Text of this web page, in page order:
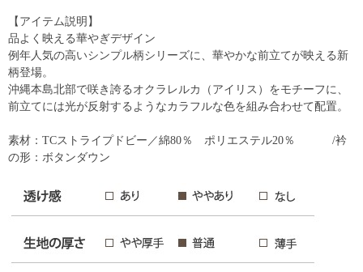
【アイテム説明】
品よく映える華やぎデザイン
例年人気の高いシンプル柄シリーズに、華やかな前立てが映える新
柄登場。
沖縄本島北部で咲き誇るオクラレルカ（アイリス）をモチーフに、
前立てには光が反射するようなカラフルな色を組み合わせて配置。
素材：TCストライプドビー／綿80％ ポリエステル20％ /衿
の形：ボタンダウン